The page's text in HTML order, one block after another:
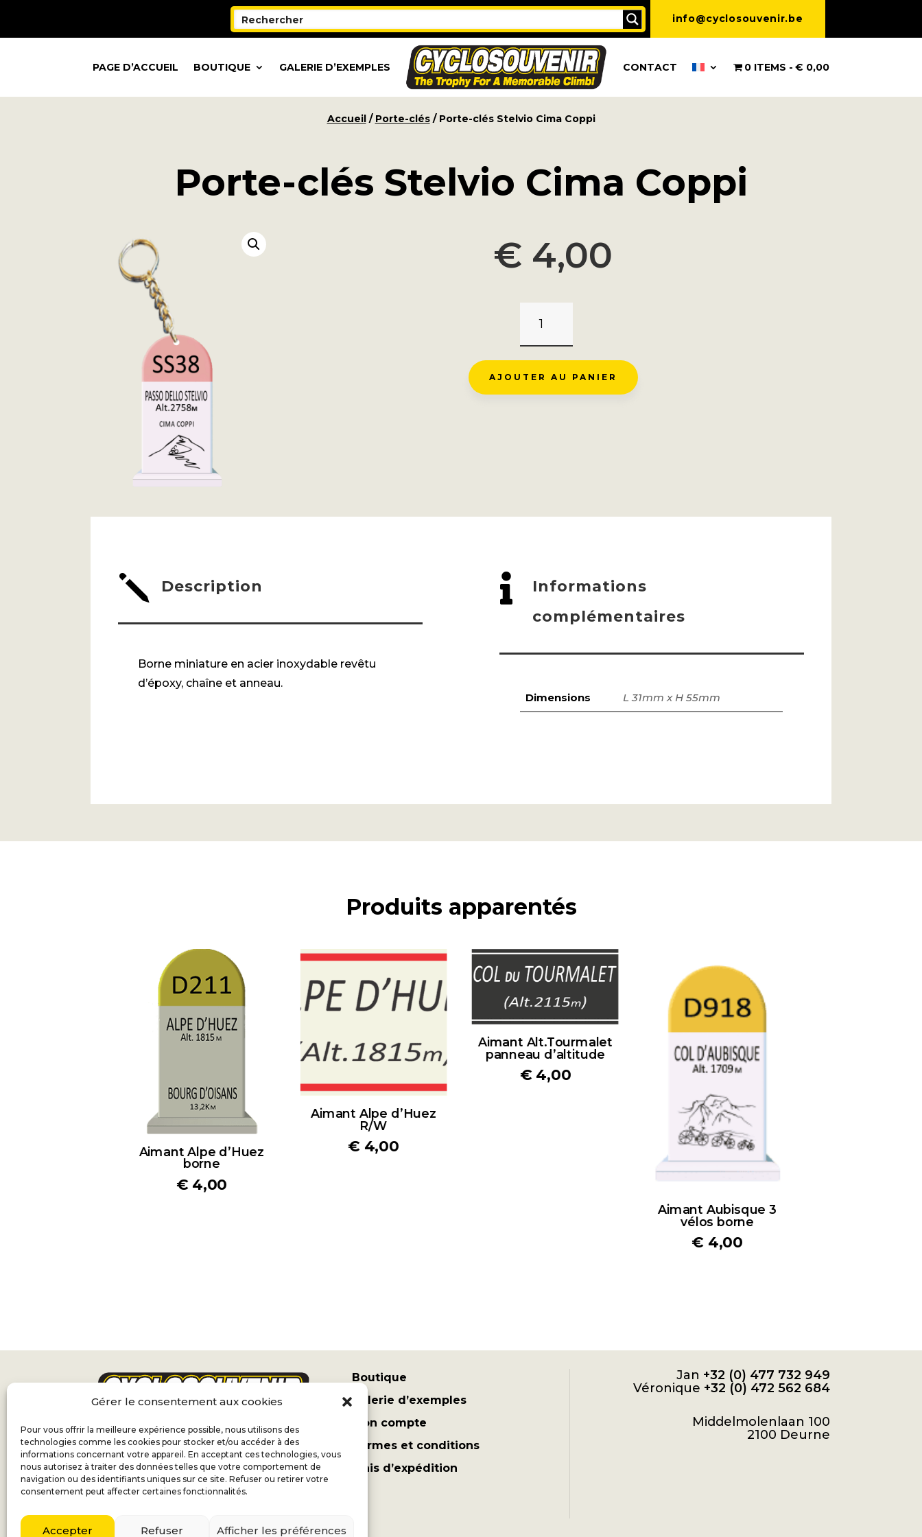
Gérer le consentement aux cookies
Pour vous offrir la meilleure expérience possible, nous utilisons des
technologies comme les cookies pour stocker et/ou accéder à des
informations concernant votre appareil. En acceptant ces technologies, vous
nous autorisez à traiter des données telles que votre comportement de
navigation ou des identifiants uniques sur ce site. Refuser ou retirer votre
consentement peut affecter certaines fonctionnalités.
Accepter Refuser Afficher les préférences
info@cyclosouvenir.be
PAGE D’ACCUEIL BOUTIQUE GALERIE D’EXEMPLES CONTACT 0 ITEMS € 0,00
Accueil/ Porte-clés/ Porte-clés Stelvio Cima Coppi
Porte-clés Stelvio Cima Coppi
€ 4,00
PORTE-
AJOUTER AU PANIER
j Description
Borne miniature en acier inoxydable revêtu
d’époxy, chaîne et anneau.

Informations
complémentaires
Dimensions L 31mm x H 55mm
Produits apparentés
Aimant Alpe d’Huez
borne
€4,00
Aimant Alpe d’Huez
R/W
€ 4,00
Aimant Alt.Tourmalet
panneau d’altitude
€4,00
Aimant Aubisque 3
vélos borne
€ 4,00
Boutique
Galerie d’exemples
Mon compte
Termes et conditions
Frais d’expédition
Jan +32 (0) 477 732 949
Véronique +32 (0) 472 562 684
Middelmolenlaan 100
2100 Deurne